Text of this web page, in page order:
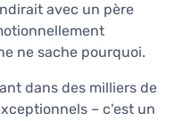
avec un père
ne sache pourquoi.
dans des milliers de
– c'est un